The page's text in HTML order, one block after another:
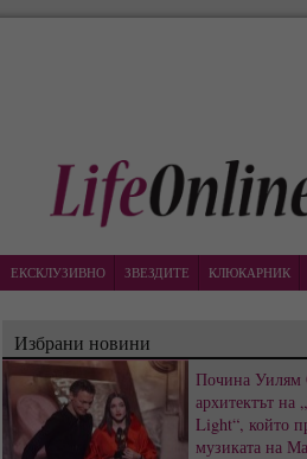
ЕКСКЛУЗИВНО ЗВЕЗДИТЕ КЛЮКАРНИК
Избрани новини
Почина Уилям
архитектът на
Light“, който
музиката на